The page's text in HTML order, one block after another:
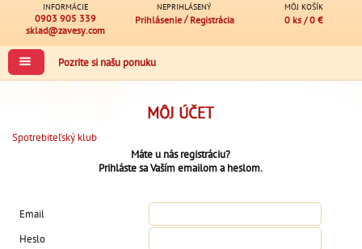
INFORMÁCIE
0903 905 339
sklad@zavesy.com
NEPRIHLÁSENÝ
Prihlásenie/ Registrácia
MÔJ KOŠÍK
0 ks /0 €
Pozrite si našu ponuku
MÔJ ÚČET
Spotrebiteľský klub
Máte u nás registráciu?
Prihláste sa Vaším emailom a heslom.
Email
Heslo